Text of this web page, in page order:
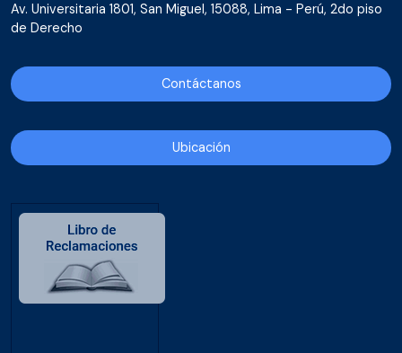
Av. Universitaria 1801, San Miguel, 15088, Lima - Perú, 2do piso
de Derecho
Contáctanos
Ubicación